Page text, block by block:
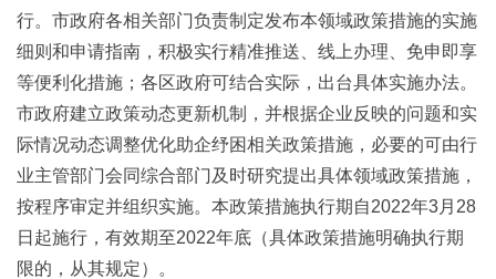
行。市政府各相关部门负责制定发布本领域政策措施的实施
细则和申请指南，积极实行精准推送、线上办理、免申即享
等便利化措施；各区政府可结合实际，出台具体实施办法。
市政府建立政策动态更新机制，并根据企业反映的问题和实
际情况动态调整优化助企纾困相关政策措施，必要的可由行
业主管部门会同综合部门及时研究提出具体领域政策措施，
按程序审定并组织实施。本政策措施执行期自2022年3月28
日起施行，有效期至2022年底（具体政策措施明确执行期
限的，从其规定）。